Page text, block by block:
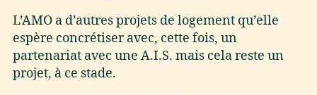
L’AMO a d’autres projets de logement qu’elle
espère concrétiser avec, cette fois, un
partenariat avec une A.I.S. mais cela reste un
projet, à ce stade.